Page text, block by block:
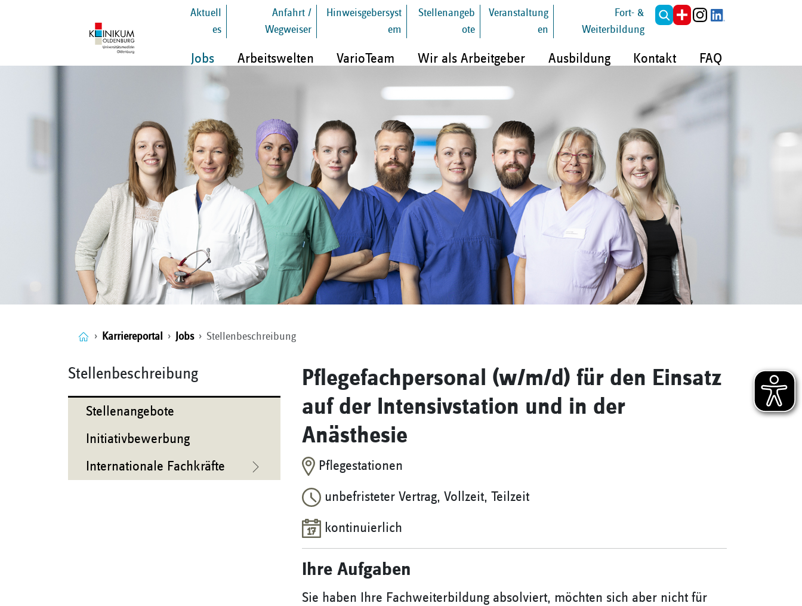
Aktuell
es
Anfahrt /
Wegweiser
Hinweisgebersyst
em
Stellenangeb
ote
Veranstaltung
en
Fort- &
Weiterbildung
Jobs Arbeitswelten VarioTeam Wir als Arbeitgeber Ausbildung Kontakt FAQ
Karriereportal Jobs Stellenbeschreibung
Stellenbeschreibung
Stellenangebote
Initiativbewerbung
Internationale Fachkräfte
Pflegefachpersonal (w/m/d) für den Einsatz
auf der Intensivstation und in der
Anästhesie
Pflegestationen
unbefristeter Vertrag, Vollzeit, Teilzeit
kontinuierlich
Ihre Aufgaben
Sie haben Ihre Fachweiterbildung absolviert, möchten sich aber nicht für